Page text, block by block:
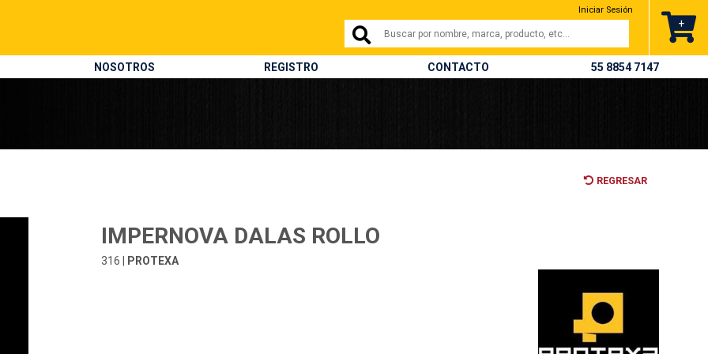
NOSOTROS REGISTRO CONTACTO 55 8854 7147
Iniciar Sesión
+
REGRESAR
IMPERNOVA DALAS ROLLO
316 | PROTEXA